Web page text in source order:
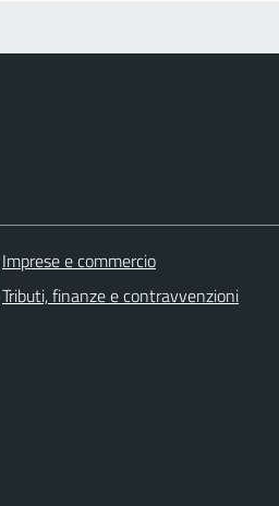
Imprese e commercio
Tributi, finanze e contravvenzioni